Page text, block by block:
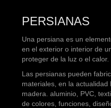
PERSIANAS
Una persiana es un
en el exterior o interior de
proteger de la luz o el calor.
Las persianas pueden
materiales, en la actualidad
madera. aluminio, PVC,
de colores, funciones,